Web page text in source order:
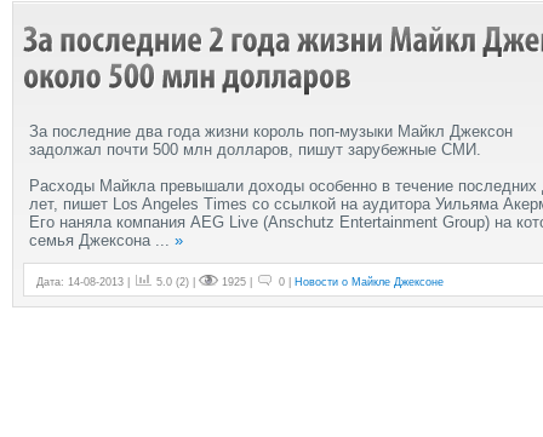
За последние два года жизни король поп-музыки Майкл Джексон
задолжал почти 500 млн долларов, пишут зарубежные СМИ.
Расходы Майкла превышали доходы особенно в течение последних
лет, пишет Los Angeles Times со ссылкой на аудитора Уильяма
Его наняла компания AEG Live (Anschutz Entertainment Group) на
семья Джексона ... »
Дата: 14-08-2013 | 5.0 (2) | 1925 | 0 | Новости о Майкле Джексоне